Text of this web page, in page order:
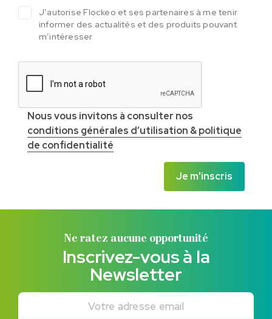
J’autorise Flockeo et ses partenaires à me tenir
informer des actualités et des produits pouvant
m’intéresser
Nous vous invitons à consulter nos
conditions générales d’utilisation & politique
de confidentialité
Je m'inscris
Ne ratez aucune opportunité
Inscrivez-vous à la
Newsletter
Votre adresse email